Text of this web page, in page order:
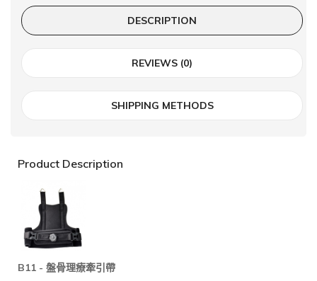
DESCRIPTION
REVIEWS (0)
SHIPPING METHODS
Product Description
B11 - 盤骨理療牽引帶